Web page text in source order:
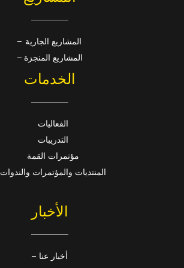
المشاريع الجارية
المشاريع المنجزة
الخدمات
الفعاليات
التدريبات
مؤتمرات القمة
المنتديات والمؤتمرات والندوات
الأخبار
أخبار عنا